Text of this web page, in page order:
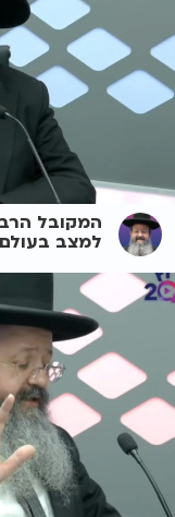
המקובל
למצב בעולם